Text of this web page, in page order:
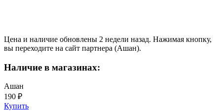
Цена и наличие обновлены 2 недели назад. Нажимая кнопку,
вы переходите на сайт партнера (Ашан).
Наличие в магазинах:
Ашан
190 ₽
Купить